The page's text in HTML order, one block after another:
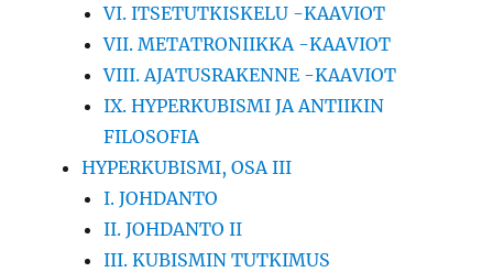
VI. ITSETUTKISKELU -KAAVIOT
VII. METATRONIIKKA -KAAVIOT
VIII. AJATUSRAKENNE -KAAVIOT
IX. HYPERKUBISMI JA ANTIIKIN
FILOSOFIA
HYPERKUBISMI, OSA III
I. JOHDANTO
II. JOHDANTO II
III. KUBISMIN TUTKIMUS